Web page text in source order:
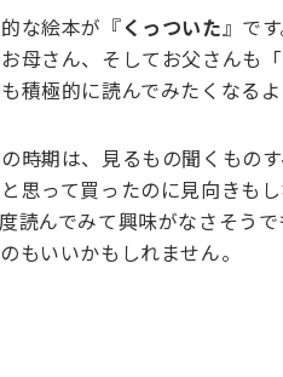
な絵本が『くっついた 』で
母さん、そしてお父さんも
積極的に読んでみたくなるよ
時期は、見るもの聞くもの
思って買ったのに見向きも
読んでみて興味がなさそう
もいいかもしれません。